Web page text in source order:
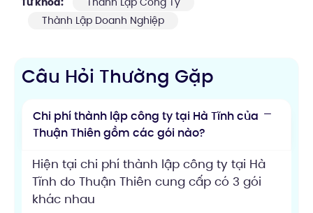
Thành Lập Doanh Nghiệp
Câu Hỏi Thường Gặp
Chi phí thành lập công ty tại Hà Tĩnh của
Thuận Thiên gồm các gói nào?
Hiện tại chi phí thành lập công ty tại Hà
Tĩnh do Thuận Thiên cung cấp có 3 gói
khác nhau